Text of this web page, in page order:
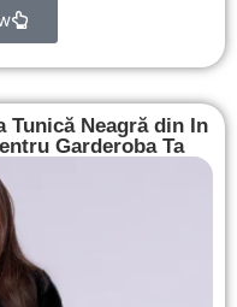
Tunică Neagră din In
Garderoba Ta